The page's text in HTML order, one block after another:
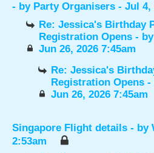
- by Party Organisers - Jul 4,
Re: Jessica's Birthday
Registration Opens -
Jun 26, 2026 7:45am
Re: Jessica's
Registration Opens -
Jun 26, 2026 7:45am
Singapore Flight details - by
2:53am